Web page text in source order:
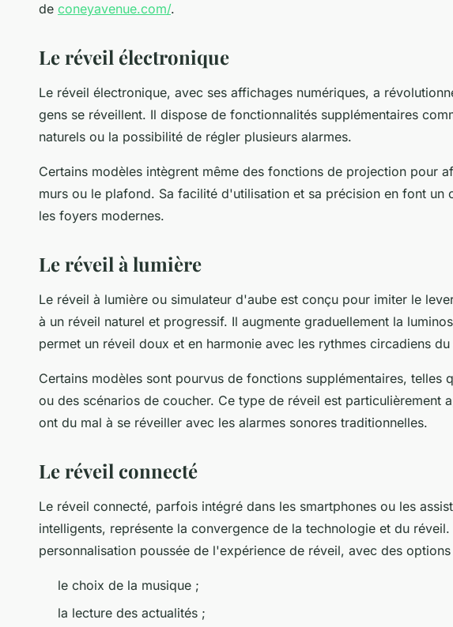
de coneyavenue.com/.
Le réveil électronique
Le réveil électronique, avec ses affichages numériques, a
gens se réveillent. Il dispose de fonctionnalités supplémentaires
naturels ou la possibilité de régler plusieurs alarmes.
Certains modèles intègrent même des fonctions de projection pour
murs ou le plafond. Sa facilité d'utilisation et sa précision en font un
les foyers modernes.
Le réveil à lumière
Le réveil à lumière ou simulateur d'aube est conçu pour imiter le
à un réveil naturel et progressif. Il augmente graduellement la
permet un réveil doux et en harmonie avec les rythmes circadiens
Certains modèles sont pourvus de fonctions supplémentaires, telles
ou des scénarios de coucher. Ce type de réveil est particulièrement
ont du mal à se réveiller avec les alarmes sonores traditionnelles.
Le réveil connecté
Le réveil connecté, parfois intégré dans les smartphones ou les
intelligents, représente la convergence de la technologie et du
personnalisation poussée de l'expérience de réveil, avec des
le choix de la musique ;
la lecture des actualités ;